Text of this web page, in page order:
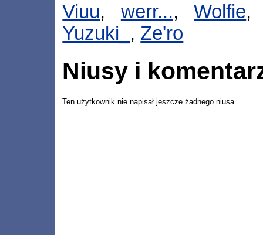
Viuu, werr...,Wolfie
Yuzuki_ , Ze'ro
Niusy i
Ten użytkownik nie napisał jeszcze żadnego niusa.